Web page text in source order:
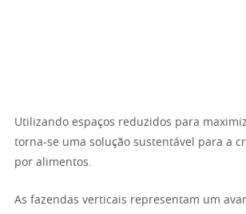
Utilizando espaços reduzidos para
torna-se uma solução sustentável para a
por alimentos.
As fazendas verticais representam um